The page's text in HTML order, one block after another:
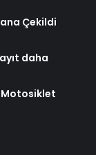
Çekildi
daha
Motosiklet